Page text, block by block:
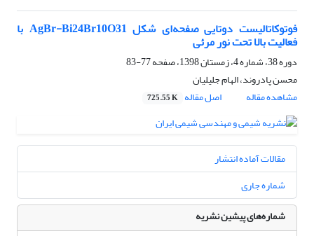
فوتوکاتالیست دوتایی صفحه‌ای شکل AgBr-Bi24Br10O31 با
فعالیت بالا تحت نور مرئی
دوره 38، شماره 4، زمستان 1398، صفحه
77-83
محسن پادروند، الهام جلیلیان
مشاهده مقاله
اصل مقاله 725.55 K
مقالات آماده انتشار
شماره جاری
شماره‌های پیشین نشریه